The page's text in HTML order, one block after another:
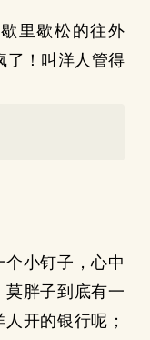
里歇松的往外
了！叫洋人管得
小钉子，心中
胖子到底有一
开的银行呢；